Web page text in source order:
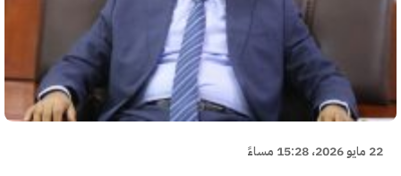
22 مايو 2026، 15:28 مساءً